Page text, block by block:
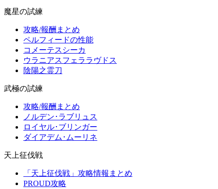
魔星の試練
攻略/報酬まとめ
ペルフィードの性能
コメーテスシーカ
ウラニアスフェララヴドス
陰陽之霊刀
武極の試練
攻略/報酬まとめ
ノルデン･ラブリュス
ロイヤル･ブリンガー
ダイアデム･ムーリネ
天上征伐戦
「天上征伐戦」攻略情報まとめ
PROUD攻略